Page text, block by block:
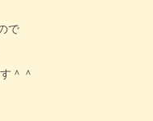
で
＾＾